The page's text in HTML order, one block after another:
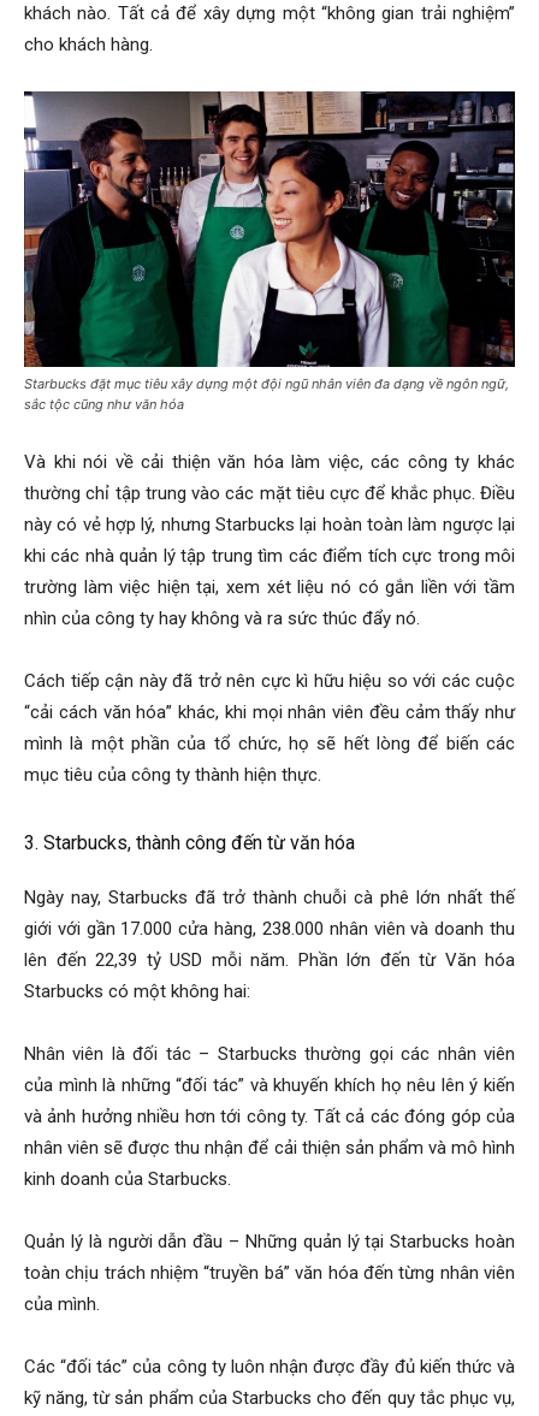
khách nào. Tất cả để xây dựng một “không gian trải nghiệm”
cho khách hàng.
Starbucks đặt mục tiêu xây dựng một đội ngũ nhân viên đa dạng về ngôn ngữ,
sắc tộc cũng như văn hóa
Và khi nói về cải thiện văn hóa làm việc, các công ty khác
thường chỉ tập trung vào các mặt tiêu cực để khắc phục. Điều
này có vẻ hợp lý, nhưng Starbucks lại hoàn toàn làm ngược lại
khi các nhà quản lý tập trung tìm các điểm tích cực trong môi
trường làm việc hiện tại, xem xét liệu nó có gắn liền với tầm
nhìn của công ty hay không và ra sức thúc đẩy nó.
Cách tiếp cận này đã trở nên cực kì hữu hiệu so với các cuộc
“cải cách văn hóa” khác, khi mọi nhân viên đều cảm thấy như
mình là một phần của tổ chức, họ sẽ hết lòng để biến các
mục tiêu của công ty thành hiện thực.
3. Starbucks, thành công đến từ văn hóa
Ngày nay, Starbucks đã trở thành chuỗi cà phê lớn nhất thế
giới với gần 17.000 cửa hàng, 238.000 nhân viên và doanh thu
lên đến 22,39 tỷ USD mỗi năm. Phần lớn đến từ Văn hóa
Starbucks có một không hai:
Nhân viên là đối tác – Starbucks thường gọi các nhân viên
của mình là những “đối tác” và khuyến khích họ nêu lên ý kiến
và ảnh hưởng nhiều hơn tới công ty. Tất cả các đóng góp của
nhân viên sẽ được thu nhận để cải thiện sản phẩm và mô hình
kinh doanh của Starbucks.
Quản lý là người dẫn đầu – Những quản lý tại Starbucks hoàn
toàn chịu trách nhiệm “truyền bá” văn hóa đến từng nhân viên
của mình.
Các “đối tác” của công ty luôn nhận được đầy đủ kiến thức và
kỹ năng, từ sản phẩm của Starbucks cho đến quy tắc phục vụ,